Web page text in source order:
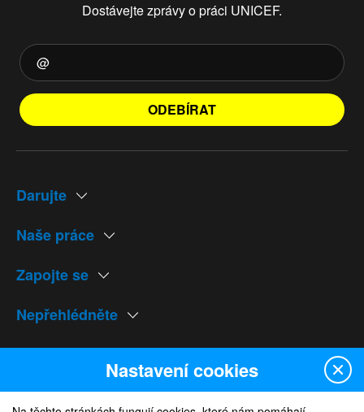
Dostávejte zprávy o práci UNICEF.
ODEBÍRAT
Darujte
Naše práce
Zapojte se
Nepřehlédněte
Naše weby
Nastavení cookies